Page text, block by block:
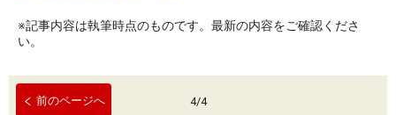
※記事内容は執筆時点のものです。最新の内容をご確認くださ
い。
前のページへ 4/4